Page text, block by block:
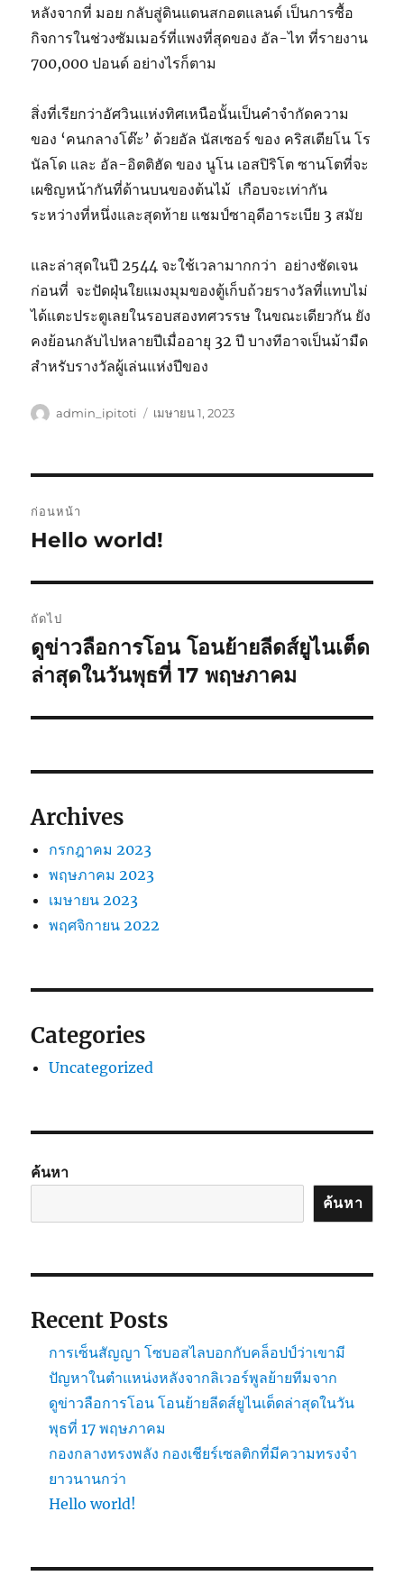
หลังจากที่ มอย กลับสู่ดินแดนสกอตแลนด์ เป็นการซื้อ
กิจการในช่วงซัมเมอร์ที่แพงที่สุดของ อัล-ไท ที่รายงาน
700,000 ปอนด์ อย่างไรก็ตาม
สิ่งที่เรียกว่าอัศวินแห่งทิศเหนือนั้นเป็นคำจำกัดความ
ของ ‘คนกลางโต๊ะ’ ด้วยอัล นัสเซอร์ ของ คริสเตียโน โร
นัลโด และ อัล-อิตติฮัด ของ นูโน เอสปิริโต ซานโตที่จะ
เผชิญหน้ากันที่ด้านบนของต้นไม้ เกือบจะเท่ากัน
ระหว่างที่หนึ่งและสุดท้าย แชมป์ซาอุดีอาระเบีย 3 สมัย
และล่าสุดในปี 2544 จะใช้เวลามากกว่า อย่างชัดเจน
ก่อนที่ จะปัดฝุ่นใยแมงมุมของตู้เก็บถ้วยรางวัลที่แทบไม่
ได้แตะประตูเลยในรอบสองทศวรรษ ในขณะเดียวกัน ยัง
คงย้อนกลับไปหลายปีเมื่ออายุ 32 ปี บางทีอาจเป็นม้ามืด
สำหรับรางวัลผู้เล่นแห่งปีของ
ผู้
admin_ipitoti
เขียน
เมษายน 1, 2023
นำทาง
ก่อนหน้า
เรื่อง
หน้า:
Hello world!
ถัดไป
เรื่อง
ต่อ
ดูข่าวลือการโอน โอนย้ายลีดส์ยูไนเต็ด
ล่าสุดในวันพุธที่ 17 พฤษภาคม
Archives
กรกฎาคม 2023
พฤษภาคม 2023
เมษายน 2023
พฤศจิกายน 2022
Categories
Uncategorized
ค้นหา
ค้นหา
Recent Posts
การเซ็นสัญญา โซบอสไลบอกกับคล็อปป์ว่าเขามี
ปัญหาในตำแหน่งหลังจากลิเวอร์พูลย้ายทีมจาก
ดูข่าวลือการโอน โอนย้ายลีดส์ยูไนเต็ดล่าสุดในวัน
พุธที่ 17 พฤษภาคม
กองกลางทรงพลัง กองเชียร์เซลติกที่มีความทรงจำ
ยาวนานกว่า
Hello world!